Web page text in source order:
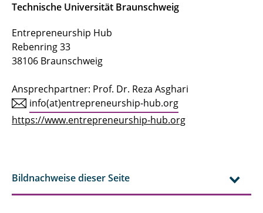
Technische Universität Braunschweig
Entrepreneurship Hub
Rebenring 33
38106 Braunschweig
Ansprechpartner: Prof. Dr. Reza Asghari
info(at)entrepreneurship-hub.org
https://www.entrepreneurship-hub.org
Bildnachweise dieser Seite